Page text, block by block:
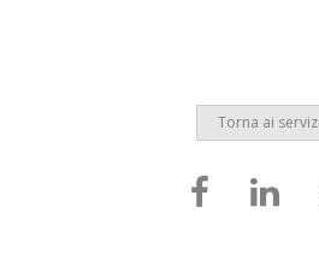
Torna ai servizi